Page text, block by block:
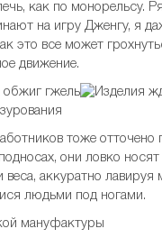
как по монорельсу.
на игру Дженгу, я
это все может
движение.
тоже отточено
они ловко носят
аккуратно лавируя
людьми под ногами.